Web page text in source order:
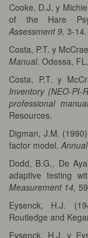
Cooke, D.J. y
of the Hare
Assessment 9, 3-14.
Costa, P.T. y
Manual. Odessa,
Costa, P.T. y
Inventory (NEO-PI-
professional
Resources.
Digman, J.M.
factor model.
Dodd, B.G., De
adaptive testing
Measurement 14,
Eysenck, H.J.
Routledge and
Eysenck, H.J. y